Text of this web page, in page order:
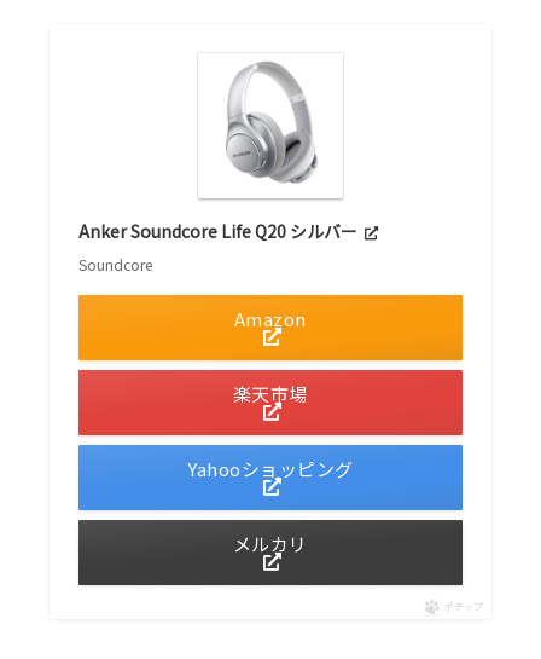
Anker Soundcore Life Q20 シルバー
Soundcore
Amazon
楽天市場
Yahooショッピング
メルカリ
ポチップ